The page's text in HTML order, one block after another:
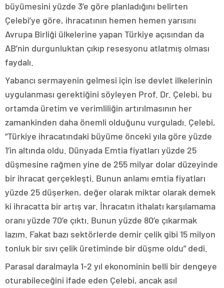
büyümesini yüzde 3’e göre planladığını belirten
Çelebi’ye göre, ihracatının hemen hemen yarısını
Avrupa Birliği ülkelerine yapan Türkiye açısından da
AB’nin durgunluktan çıkıp resesyonu atlatmış olması
faydalı.
Yabancı sermayenin gelmesi için ise devlet ilkelerinin
uygulanması gerektiğini söyleyen Prof. Dr. Çelebi, bu
ortamda üretim ve verimliliğin artırılmasının her
zamankinden daha önemli olduğunu vurguladı. Çelebi,
“Türkiye ihracatındaki büyüme önceki yıla göre yüzde
1’in altında oldu. Dünyada Emtia fiyatları yüzde 25
düşmesine rağmen yine de 255 milyar dolar düzeyinde
bir ihracat gerçekleşti. Bunun anlamı emtia fiyatları
yüzde 25 düşerken, değer olarak miktar olarak demek
ki ihracatta bir artış var. İhracatın ithalatı karşılamama
oranı yüzde 70’e çıktı. Bunun yüzde 80’e çıkarmak
lazım. Fakat bazı sektörlerde demir çelik gibi 15 milyon
tonluk bir sıvı çelik üretiminde bir düşme oldu” dedi.
Parasal daralmayla 1-2 yıl ekonominin belli bir dengeye
oturabileceğini ifade eden Çelebi, ancak asıl